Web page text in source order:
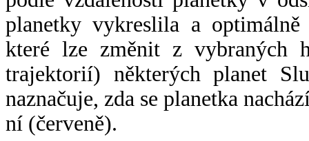
planetky vykreslila a
které lze změnit z vybraných
trajektorií) některých planet
naznačuje, zda se planetka
ní (červeně).